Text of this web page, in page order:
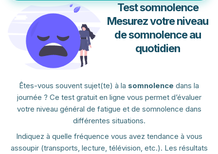
Test somnolence
Mesurez votre niveau
de somnolence au
quotidien
Êtes-vous souvent sujet(te) à la somnolence dans la
journée ? Ce test gratuit en ligne vous permet d’évaluer
votre niveau général de fatigue et de somnolence dans
différentes situations.
Indiquez à quelle fréquence vous avez tendance à vous
assoupir (transports, lecture, télévision, etc.). Les résultats